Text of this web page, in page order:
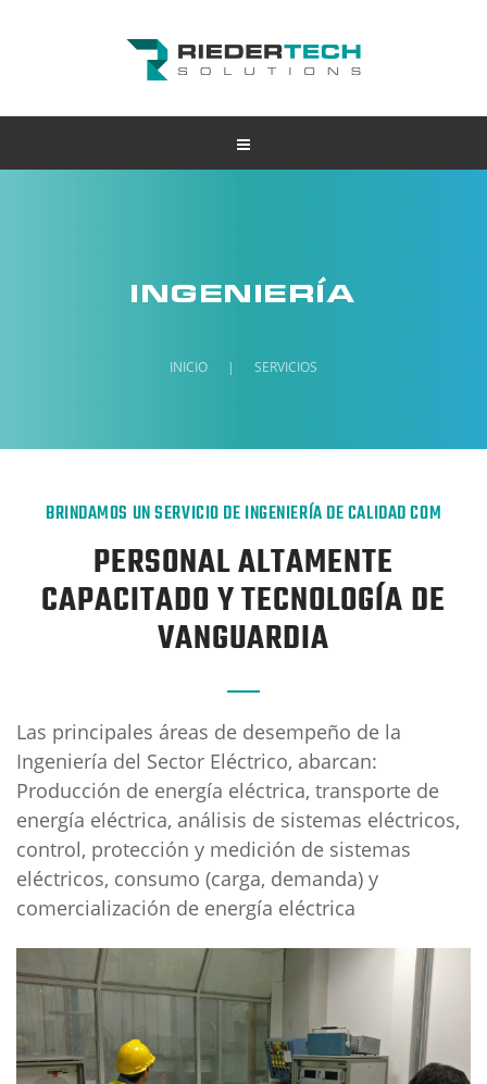
INGENIERÍA
INICIO | SERVICIOS
BRINDAMOS UN SERVICIO DE INGENIERÍA DE CALIDAD COM
PERSONAL ALTAMENTE
CAPACITADO Y TECNOLOGÍA DE
VANGUARDIA
Las principales áreas de desempeño de la
Ingeniería del Sector Eléctrico, abarcan:
Producción de energía eléctrica, transporte de
energía eléctrica, análisis de sistemas eléctricos,
control, protección y medición de sistemas
eléctricos, consumo (carga, demanda) y
comercialización de energía eléctrica